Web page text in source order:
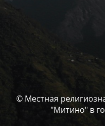
© Местная
"Митино" в